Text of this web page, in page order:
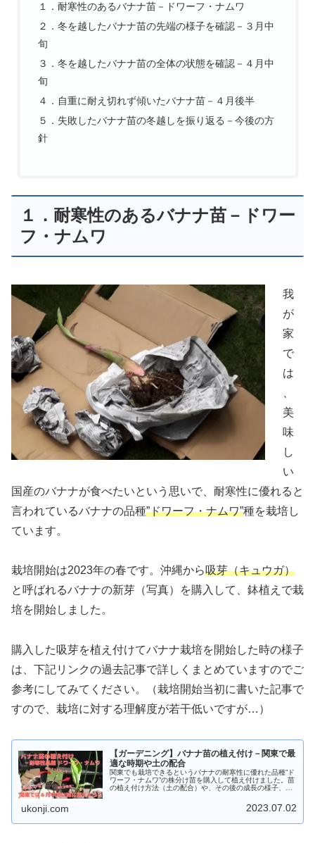
１．耐寒性のあるバナナ苗－ドワーフ・ナムワ
２．冬を越したバナナ苗の先端の様子を確認－３月中
旬
３．冬を越したバナナ苗の全体の状態を確認－４月中
旬
４．自重に耐え切れず傾いたバナナ苗－４月後半
５．失敗したバナナ苗の冬越しを振り返る－今後の方
針
１．耐寒性のあるバナナ苗－ドワー
フ・ナムワ
我
が
家
で
は
美
味
し
い
国産のバナナが食べたいという思いで、耐寒性に優れると
言われているバナナの品種”ドワーフ・ナムワ”種を栽培し
ています。
栽培開始は2023年の春です。沖縄から吸芽（キュウガ）
と呼ばれるバナナの新芽（写真）を購入して、鉢植えで栽
培を開始しました。
購入した吸芽を植え付けてバナナ栽培を開始した時の様子
は、下記リンクの過去記事で詳しくまとめていますのでご
参考にしてみてください。（栽培開始当初に書いた記事で
すので、栽培に対する理解度が若干低いですが…）
【ガーデニング】バナナ苗の植え付け－関東で最
適な時期や土の配合
関東でも栽培できるというバナナの耐寒性に優れた品種”ド
ワーフ・ナムワ”の株分け苗を購入して植え付けました。苗
の植え付け方法（土の配合）や、その後の成長の様子、そ
ukonji.com 2023.07.02